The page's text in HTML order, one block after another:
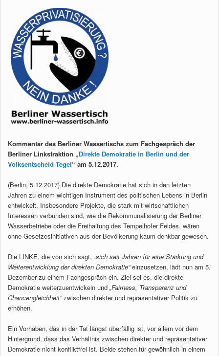
Kommentar des Berliner Wassertischs zum Fachgespräch der
Berliner Linksfraktion „Direkte Demokratie in Berlin und der
Volksentscheid Tegel“ am 5.12.2017.
(Berlin, 5.12.2017) Die direkte Demokratie hat sich in den letzten
Jahren zu einem wichtigen Instrument des politischen Lebens in Berlin
entwickelt. Insbesondere Projekte, die stark mit wirtschaftlichen
Interessen verbunden sind, wie die Rekommunalisierung der Berliner
Wasserbetriebe oder die Freihaltung des Tempelhofer Feldes, wären
ohne Gesetzesinitiativen aus der Bevölkerung kaum denkbar gewesen.
Die LINKE, die von sich sagt, „sich seit Jahren für eine Stärkung und
Weiterentwicklung der direkten Demokratie“einzusetzen, lädt nun am 5.
Dezember zu einem Fachgespräch ein. Ziel sei es, die direkte
Demokratie weiterzuentwickeln und „Fairness, Transparenz und
Chancengleichheit“zwischen direkter und repräsentativer Politik zu
erhöhen.
Ein Vorhaben, das in der Tat längst überfällig ist, vor allem vor dem
Hintergrund, dass das Verhältnis zwischen direkter und repräsentativer
Demokratie nicht konfliktfrei ist. Beide stehen für gewöhnlich in einem